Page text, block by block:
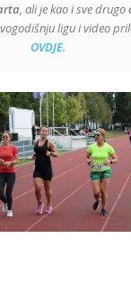
, ali je kao i sve drugo
ligu i video
OVDJE.